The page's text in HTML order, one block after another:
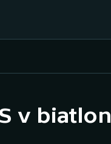
Baseball a softbal
v